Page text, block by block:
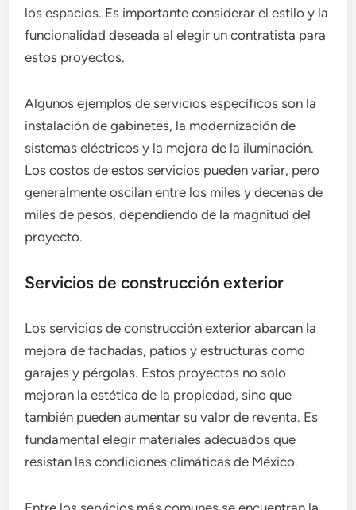
los espacios. Es importante considerar el estilo y la
funcionalidad deseada al elegir un contratista para
estos proyectos.
Algunos ejemplos de servicios específicos son la
instalación de gabinetes, la modernización de
sistemas eléctricos y la mejora de la iluminación.
Los costos de estos servicios pueden variar, pero
generalmente oscilan entre los miles y decenas de
miles de pesos, dependiendo de la magnitud del
proyecto.
Servicios de construcción exterior
Los servicios de construcción exterior abarcan la
mejora de fachadas, patios y estructuras como
garajes y pérgolas. Estos proyectos no solo
mejoran la estética de la propiedad, sino que
también pueden aumentar su valor de reventa. Es
fundamental elegir materiales adecuados que
resistan las condiciones climáticas de México.